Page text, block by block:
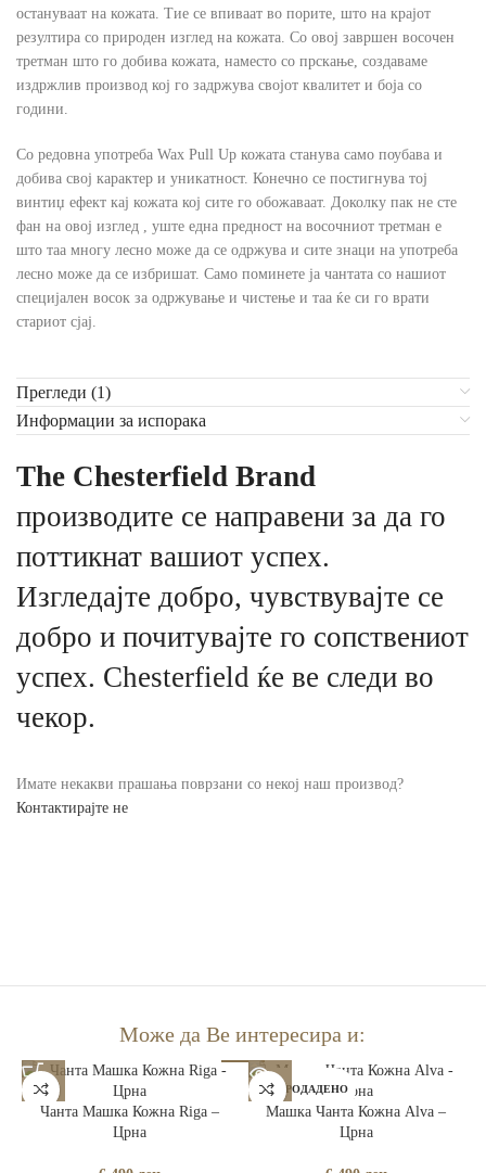
остануваат на кожата. Тие се впиваат во порите, што на крајот
резултира со природен изглед на кожата. Со овој завршен восочен
третман што го добива кожата, наместо со прскање, создаваме
издржлив производ кој го задржува својот квалитет и боја со
години.
Со редовна употреба Wax Pull Up кожата станува само поубава и
добива свој карактер и уникатност. Конечно се постигнува тој
винтиџ ефект кај кожата кој сите го обожаваат. Доколку пак не сте
фан на овој изглед , уште една предност на восочниот третман е
што таа многу лесно може да се одржува и сите знаци на употреба
лесно може да се избришат. Само поминете ја чантата со нашиот
специјален восок за одржување и чистење и таа ќе си го врати
стариот сјај.
Прегледи (1)
Информации за испорака
The Chesterfield Brand
производите се направени за да го
поттикнат вашиот успех.
Изгледајте добро, чувствувајте се
добро и почитувајте го сопствениот
успех. Chesterfield ќе ве следи во
чекор.
Имате некакви прашања поврзани со некој наш производ?
Контактирајте не
Може да Ве интересира и:
Чанта Машка Кожна Riga –
Црна
РАСПРОДАДЕНО
Машка Чанта Кожна Alva –
Црна